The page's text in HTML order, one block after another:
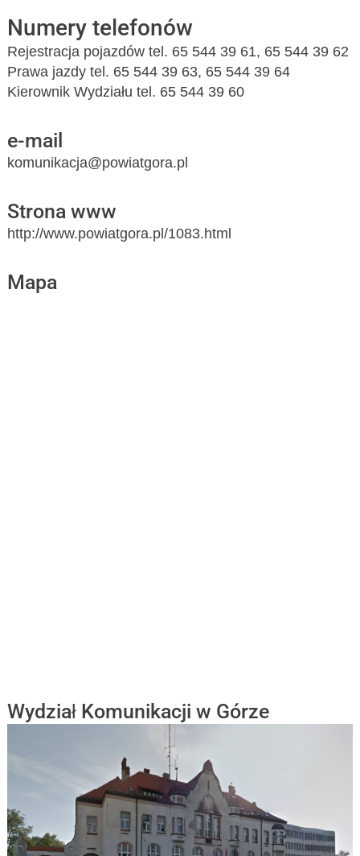
Numery telefonów
Rejestracja pojazdów tel. 65 544 39 61, 65 544 39 62
Prawa jazdy tel. 65 544 39 63, 65 544 39 64
Kierownik Wydziału tel. 65 544 39 60
e-mail
komunikacja@powiatgora.pl
Strona www
http://www.powiatgora.pl/1083.html
Mapa
Wydział Komunikacji w Górze